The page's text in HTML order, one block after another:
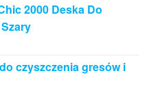
2000 Deska Do
czyszczenia gresów i